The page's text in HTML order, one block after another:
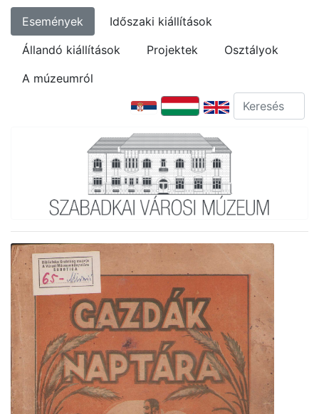
Események
Időszaki kiállítások
Állandó kiállítások
Projektek
Osztályok
A múzeumról